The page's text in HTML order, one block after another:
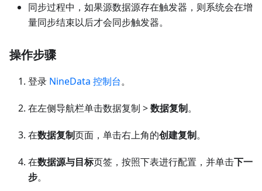
同步过程中，如果源数据源存在触发器，则系统会在增
量同步结束以后才会同步触发器。
操作步骤
登录 NineData 控制台。
在左侧导航栏单击数据复制 >数据复制。
在数据复制页面，单击右上角的创建复制。
在数据源与目标页签，按照下表进行配置，并单击下一
步。